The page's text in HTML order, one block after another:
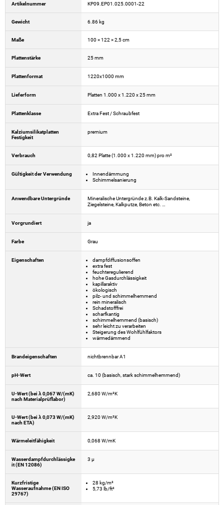
Artikelnummer KP09.EP01.025.0001-22
Gewicht 6.86 kg
Maße 100 × 122 × 2,5 cm
Plattenstärke 25 mm
Plattenformat 1220x1000 mm
Lieferform Platten 1.000 x 1.220 x 25 mm
Plattenklasse Extra Fest / Schraubfest
Kalziumsilikatplatten
Festigkeit
premium
Verbrauch 0,82 Platte (1.000 x 1.220 mm) pro m²
Gültigkeit der Verwendung
Innendämmung
Schimmelsanierung
Anwendbare Untergründe
Mineralische Untergründe z.B. Kalk-Sandsteine,
Ziegelsteine, Kalkputze, Beton etc. …
Vorgrundiert ja
Farbe Grau
Eigenschaften
dampfdiffusionsoffen
extra fest
feuchteregulierend
hohe Gasdurchlässigkeit
kapillaraktiv
ökologisch
pilz- und schimmelhemmend
rein mineralisch
Schadstofffrei
scharfkantig
schimmelhemmend (basisch)
sehr leicht zu verarbeiten
Steigerung des Wohlfühlfaktors
wärmedämmend
Brandeigenschaften nichtbrennbar A1
pH-Wert ca. 10 (basisch, stark schimmelhemmend)
U-Wert (bei λ 0,067 W/(mK)
nach Materialprüflabor)
2,680 W/m²K
U-Wert (bei λ 0,073 W/(mK)
nach ETA)
2,920 W/m²K
Wärmeleitfähigkeit 0,068 W/mK
Wasserdampfdurchlässigke
it (EN 12086)
3 µ
Kurzfristige
Wasseraufnahme (EN ISO
29767)
28 kg/m²
5,73 lb/ft²